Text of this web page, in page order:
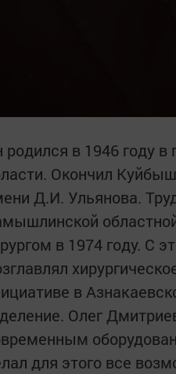
родился в 1946 году
Окончил
Д.И. Ульянова.
в 1974 году. С
в
Олег
для этого все